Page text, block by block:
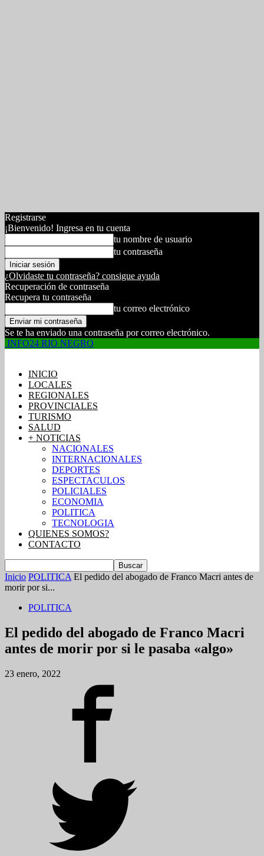
Registrarse
¡Bienvenido! Ingresa en tu cuenta
tu nombre de usuario
tu contraseña
¿Olvidaste tu contraseña? consigue ayuda
Recuperación de contraseña
Recupera tu contraseña
tu correo electrónico
Se te ha enviado una contraseña por correo electrónico.
INFO24 RIO NEGRO
INICIO
LOCALES
REGIONALES
PROVINCIALES
TURISMO
SALUD
+ NOTICIAS
NACIONALES
INTERNACIONALES
DEPORTES
ESPECTACULOS
POLICIALES
ECONOMIA
POLITICA
TECNOLOGIA
QUIENES SOMOS?
CONTACTO
Inicio POLITICA El pedido del abogado de Franco Macri antes de
morir por si...
POLITICA
El pedido del abogado de Franco Macri
antes de morir por si le pasaba «algo»
23 enero, 2022